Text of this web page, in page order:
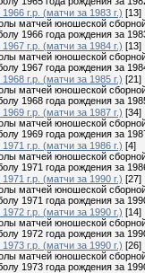
г.р. (матчи за 1983 г.) [13]
матчей юношеской
1966 года рождения за
г.р. (матчи за 1984 г.) [13]
матчей юношеской
1967 года рождения за
г.р. (матчи за 1985 г.) [21]
матчей юношеской
1968 года рождения за
г.р. (матчи за 1987 г.) [34]
матчей юношеской
1969 года рождения за
г.р. (матчи за 1986 г.) [4]
матчей юношеской
1971 года рождения за
г.р. (матчи за 1990 г.) [27]
матчей юношеской
1971 года рождения за
г.р. (матчи за 1990 г.) [14]
матчей юношеской
1972 года рождения за
г.р. (матчи за 1990 г.) [26]
матчей юношеской
1973 года рождения за